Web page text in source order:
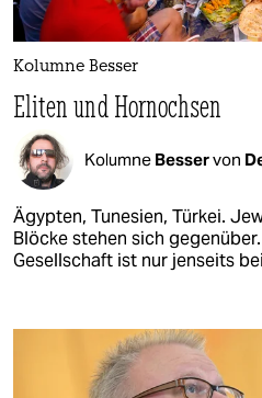
Kolumne Besser
Eliten und Hornochsen
Kolumne Besservon
Ägypten, Tunesien, Türkei.
Blöcke stehen sich
Gesellschaft ist nur jenseits